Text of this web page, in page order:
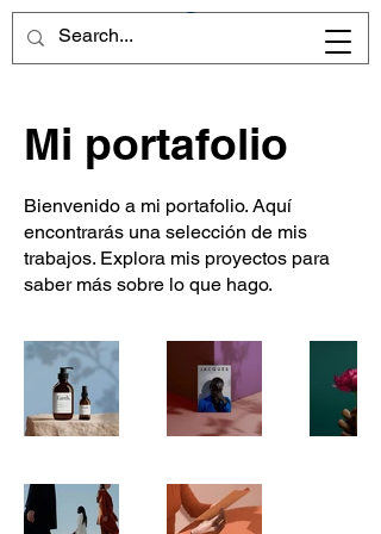
Mi portafolio
Bienvenido a mi portafolio. Aquí
encontrarás una selección de mis
trabajos. Explora mis proyectos para
saber más sobre lo que hago.